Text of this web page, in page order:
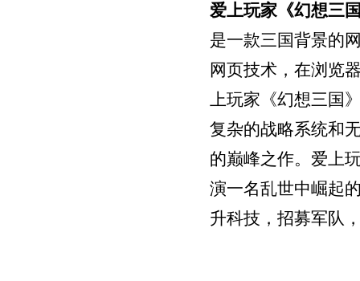
爱上玩家《幻想三
是一款三国背景的
网页技术，在浏览
上玩家《幻想三国
复杂的战略系统和
的巅峰之作。爱上
演一名乱世中崛起
升科技，招募军队